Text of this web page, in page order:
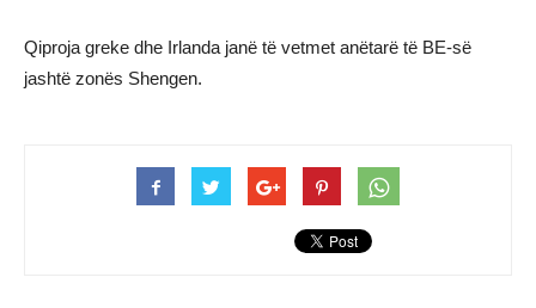
Qiproja greke dhe Irlanda janë të vetmet anëtarë të BE-së
jashtë zonës Shengen.